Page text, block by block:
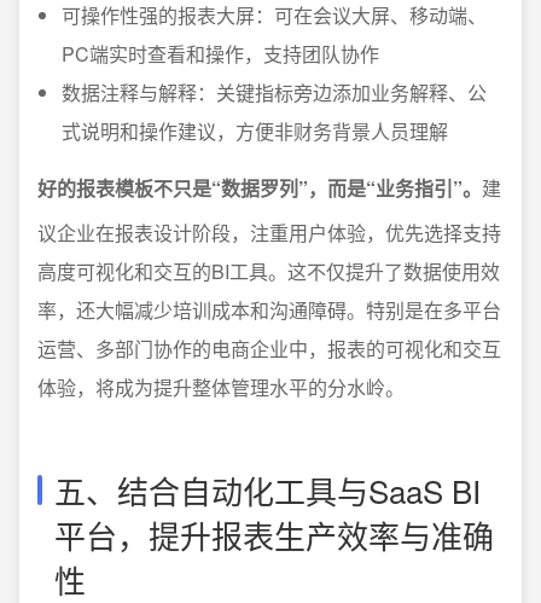
可操作性强的报表大屏：可在会议大屏、移动端、
PC端实时查看和操作，支持团队协作
数据注释与解释：关键指标旁边添加业务解释、公
式说明和操作建议，方便非财务背景人员理解
好的报表模板不只是“数据罗列”，而是“业务指引”。 建
议企业在报表设计阶段，注重用户体验，优先选择支持
高度可视化和交互的BI工具。这不仅提升了数据使用效
率，还大幅减少培训成本和沟通障碍。特别是在多平台
运营、多部门协作的电商企业中，报表的可视化和交互
体验，将成为提升整体管理水平的分水岭。
五、结合自动化工具与SaaS BI
平台，提升报表生产效率与准确
性